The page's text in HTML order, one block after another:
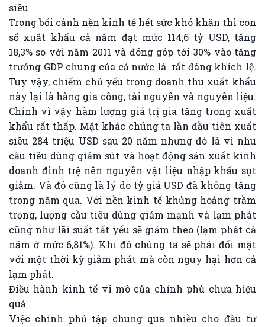
siêu
Trong bối cảnh nền kinh tế hết sức khó khăn thì con
số xuất khẩu cả năm đạt mức 114,6 tỷ USD, tăng
18,3% so với năm 2011 và đóng góp tới 30% vào tăng
trưởng GDP chung của cả nước là rất đáng khích lệ.
Tuy vậy, chiếm chủ yếu trong doanh thu xuất khẩu
này lại là hàng gia công, tài nguyên và nguyên liệu.
Chính vì vậy hàm lượng giá trị gia tăng trong xuất
khẩu rất thấp. Mặt khác chúng ta lần đầu tiên xuất
siêu 284 triệu USD sau 20 năm nhưng đó là vì nhu
cầu tiêu dùng giảm sút và hoạt động sản xuất kinh
doanh đình trệ nên nguyên vật liệu nhập khẩu sụt
giảm. Và đó cũng là lý do tỷ giá USD đã không tăng
trong năm qua. Với nền kinh tế khủng hoảng trầm
trọng, lượng cầu tiêu dùng giảm mạnh và lạm phát
cũng như lãi suất tất yếu sẽ giảm theo (lạm phát cả
năm ở mức 6,81%). Khi đó chúng ta sẽ phải đối mặt
với một thời kỳ giảm phát mà còn nguy hại hơn cả
lạm phát.
Điều hành kinh tế vi mô của chính phủ chưa hiệu
quả
Việc chính phủ tập chung qua nhiều cho đầu tư